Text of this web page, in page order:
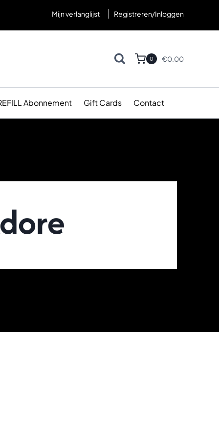
Mijn verlanglijst Registreren/Inloggen
0 €0.00
Abonnement Gift Cards Contact